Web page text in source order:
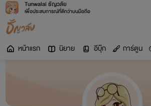
Tunwalai ธัญวลัย
เพื่อประสบการณ์ที่ดีกว่าบนมือถือ
หน้าแรก นิยาย อีบุ๊ก การ์ตูน